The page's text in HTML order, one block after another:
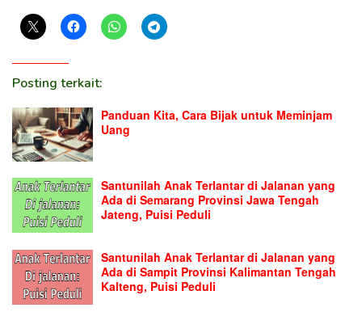
Posting terkait:
Panduan Kita, Cara Bijak untuk Meminjam
Uang
Santunilah Anak Terlantar di Jalanan yang
Ada di Semarang Provinsi Jawa Tengah
Jateng, Puisi Peduli
Santunilah Anak Terlantar di Jalanan yang
Ada di Sampit Provinsi Kalimantan Tengah
Kalteng, Puisi Peduli